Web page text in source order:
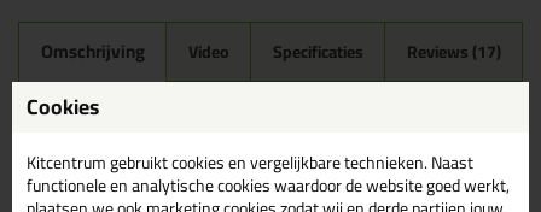
Omschrijving Video Specificaties Reviews (17)
Mapei Mapesil AC 310ml in
177 - Salie
Zoek je Mapei Mapesil AC 310ml in een specifieke kleur?
Gevonden! Deze Mapei Mapesil AC 310ml in de kleur 177 - Salie
Cookies
Kitcentrum gebruikt cookies en vergelijkbare technieken. Naast
functionele en analytische cookies waardoor de website goed werkt,